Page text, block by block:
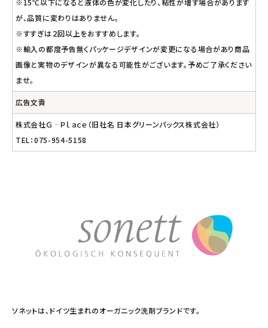
が、品質に変わりはありません。
※すすぎは２回以上をおすすめします。
※輸入の都度予告無くパッケージデザインが変更になる場合があり商品
画像と実物のデザインが異なる可能性がございます。予めご了承ください
ませ。
広告文責
株式会社Ｇ‐Ｐｌａｃｅ（旧社名 日本グリーンパックス株式会社）
TEL：075-954-5158
ソネットは、ドイツ生まれのオーガニック洗剤ブランドです。